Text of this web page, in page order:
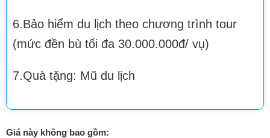
6.Bảo hiểm du lịch theo chương trình tour
(mức đền bù tối đa 30.000.000đ/ vụ)
7.Quà tặng: Mũ du lịch
Giá này không bao gồm: